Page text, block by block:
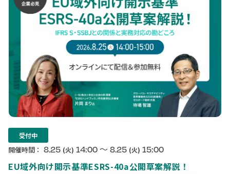
受付中
開催時間： 8.25 (火) 14:00 〜 8.25 (火) 15:00
EU域外向け開示基準ESRS-40a公開草案解説！